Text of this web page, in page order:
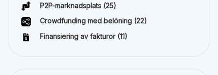
P2P-marknadsplats (25)
Crowdfunding med belöning (22)
Finansiering av fakturor (11)